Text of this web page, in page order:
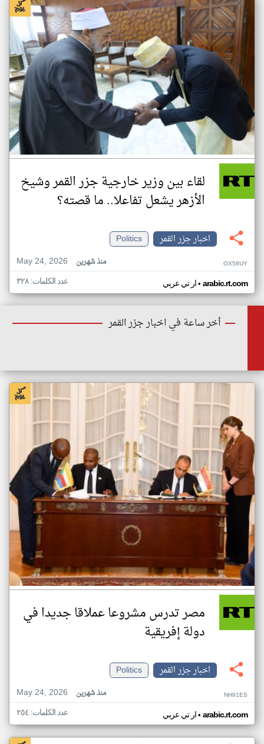
لقاء بين وزير خارجية جزر القمر وشيخ
الأزهر يشعل تفاعلا.. ما قصته؟
اخبار جزر القمر
Politics
May 24, 2026
منذ شهرين OX58UY
ار تي عربي• arabic.rt.com عدد الكلمات: ٣٢٨
أخر ساعة في اخبار جزر القمر
مصر تدرس مشروعا عملاقا جديدا في
دولة إفريقية
اخبار جزر القمر
Politics
May 24, 2026
منذ شهرين NH91ES
ار تي عربي• arabic.rt.com عدد الكلمات: ٢٥٤